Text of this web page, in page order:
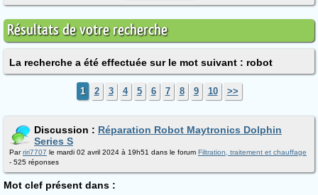
Résultats de votre recherche
La recherche a été effectuée sur le mot suivant : robot
1 2 3 4 5 6 7 8 9 10 >>
Discussion : Réparation Robot Maytronics Dolphin
Series S
Parriri7707 le mardi 02 avril 2024 à 19h51 dans le forum Filtration, traitement et chauffage
- 525 réponses
Mot clef présent dans :